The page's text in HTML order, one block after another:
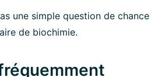
une simple question de chance
de biochimie.